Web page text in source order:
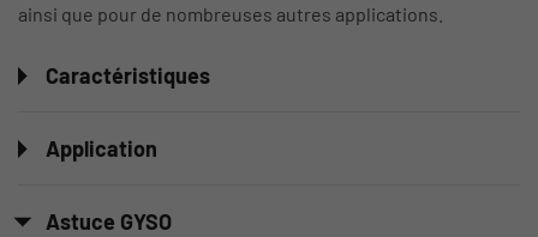
ainsi que pour de nombreuses autres applications.
Caractéristiques
Application
Astuce GYSO